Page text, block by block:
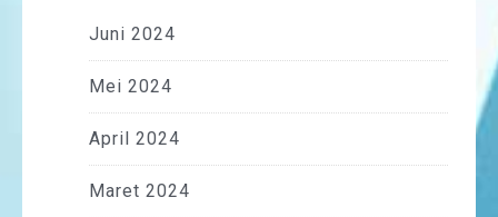
Juni 2024
Mei 2024
April 2024
Maret 2024